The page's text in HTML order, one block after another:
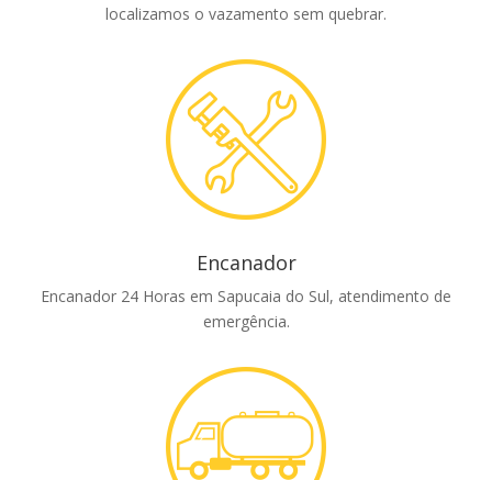
localizamos o vazamento sem quebrar.
Encanador
Encanador 24 Horas em Sapucaia do Sul, atendimento de
emergência.